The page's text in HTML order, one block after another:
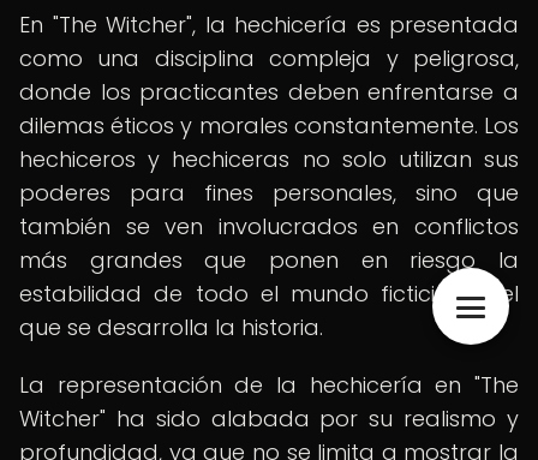
En "The Witcher", la hechicería es presentada
como una disciplina compleja y peligrosa,
donde los practicantes deben enfrentarse a
dilemas éticos y morales constantemente. Los
hechiceros y hechiceras no solo utilizan sus
poderes para fines personales, sino que
también se ven involucrados en conflictos
más grandes que ponen en riesgo la
estabilidad de todo el mundo ficticio en el
que se desarrolla la historia.
La representación de la hechicería en "The
Witcher" ha sido alabada por su realismo y
profundidad, ya que no se limita a mostrar la